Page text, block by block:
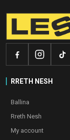
RRETH NESH
Ballina
Rreth Nesh
My account